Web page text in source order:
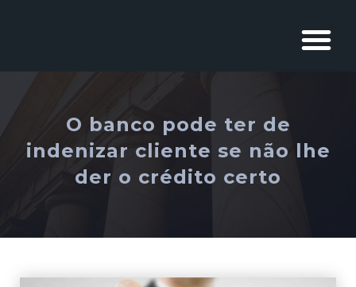
O banco pode ter de
indenizar cliente se não lhe
der o crédito certo